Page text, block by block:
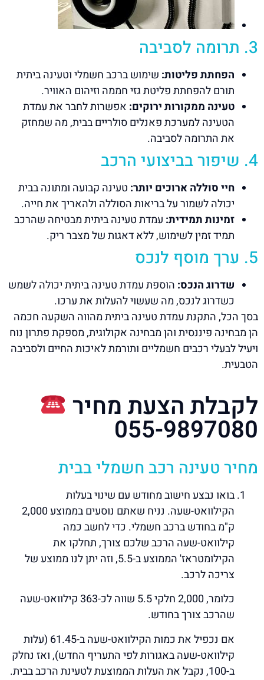
3. תרומה לסביבה
הפחתת פליטות: שימוש ברכב חשמלי וטעינה ביתית
תורם להפחתת פליטת גזי חממה וזיהום האוויר.
טעינה ממקורות ירוקים: אפשרות לחבר את עמדת
הטעינה למערכת פאנלים סולריים בבית, מה שמחזק
את התרומה לסביבה.
4. שיפור בביצועי הרכב
חיי סוללה ארוכים יותר: טעינה קבועה ומתונה בבית
יכולה לשמור על בריאות הסוללה ולהאריך את חייה.
זמינות תמידית: עמדת טעינה ביתית מבטיחה שהרכב
תמיד זמין לשימוש, ללא דאגות של מצבר ריק.
5. ערך מוסף לנכס
שדרוג הנכס: הוספת עמדת טעינה ביתית יכולה לשמש
כשדרוג לנכס, מה שעשוי להעלות את ערכו.
בסך הכל, התקנת עמדת טעינה ביתית מהווה השקעה חכמה
הן מבחינה פיננסית והן מבחינה אקולוגית, מספקת פתרון נוח
ויעיל לבעלי רכבים חשמליים ותורמת לאיכות החיים ולסביבה
הטבעית.
לקבלת הצעת מחיר
055-9897080
מחיר טעינה רכב חשמלי בבית
בואו נבצע חישוב מחודש עם שינוי בעלות
הקילוואט-שעה. נניח שאתם נוסעים בממוצע 2,000
ק"מ בחודש ברכב חשמלי. כדי לחשב כמה
קילוואט-שעה הרכב שלכם צורך, תחלקו את
הקילומטראז' הממוצע ב-5.5, וזה יתן לנו ממוצע של
צריכה לרכב.
כלומר, 2,000 חלקי 5.5 שווה לכ-363 קילוואט-שעה
שהרכב צורך בחודש.
אם נכפיל את כמות הקילוואט-שעה ב-61.45 (עלות
קילוואט-שעה באגורות לפי התעריף החדש), ואז נחלק
ב-100, נקבל את העלות הממוצעת לטעינת הרכב בבית.